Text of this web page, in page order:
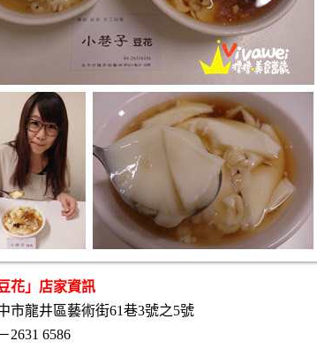
花」店家資訊
市龍井區藝術街61巷3號之5號
2631 6586